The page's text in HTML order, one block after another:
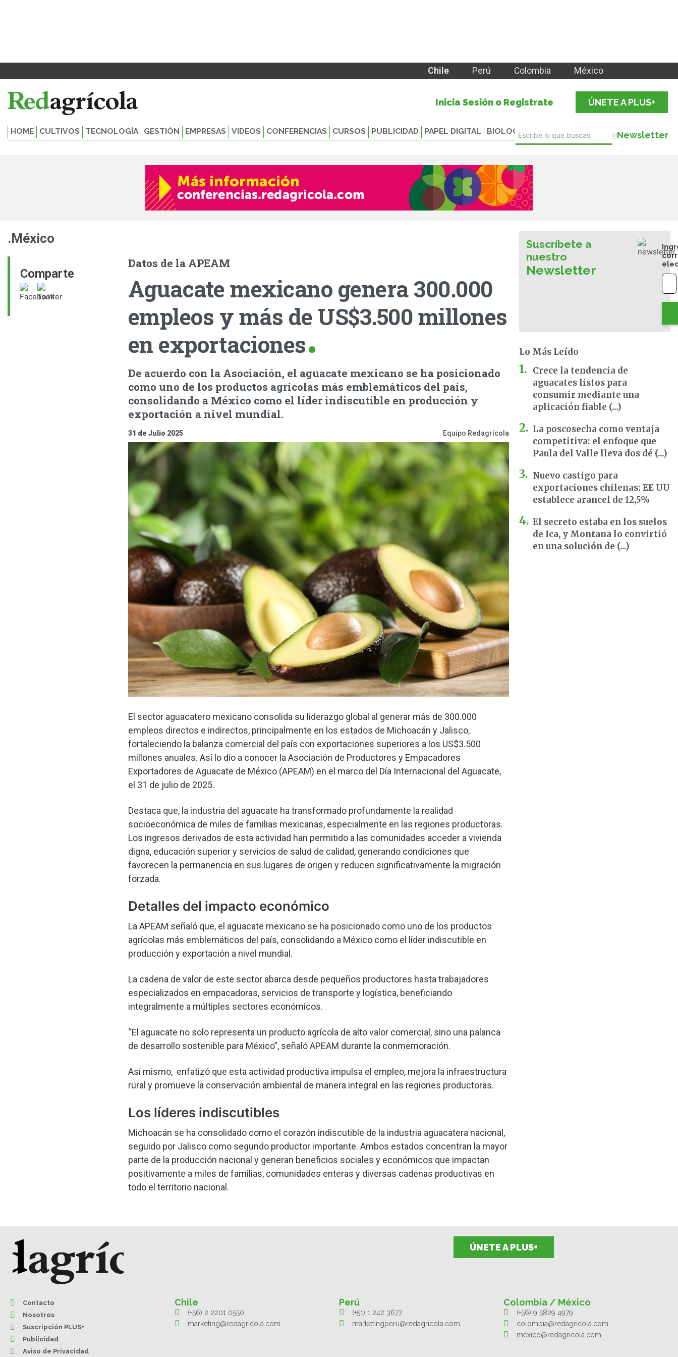
Chile Perú Colombia México
Inicia Sesión o Registrate ÚNETE A PLUS+
HOME CULTIVOS TECNOLOGÍA GESTIÓN EMPRESAS VIDEOS CONFERENCIAS CURSOS PUBLICIDAD PAPEL DIGITAL BIOLOGICALS Newsletter
.México
Comparte
Datos de la APEAM
Aguacate mexicano genera 300.000
empleos y más de US$3.500 millones
en exportaciones
De acuerdo con la Asociación, el aguacate mexicano se ha posicionado
como uno de los productos agrícolas más emblemáticos del país,
consolidando a México como el líder indiscutible en producción y
exportación a nivel mundial.
31 de Julio 2025 Equipo Redagrícola
El sector aguacatero mexicano consolida su liderazgo global al generar más de 300.000
empleos directos e indirectos, principalmente en los estados de Michoacán y Jalisco,
fortaleciendo la balanza comercial del país con exportaciones superiores a los US$3.500
millones anuales. Así lo dio a conocer la Asociación de Productores y Empacadores
Exportadores de Aguacate de México (APEAM) en el marco del Día Internacional del Aguacate,
el 31 de julio de 2025.
Destaca que, la industria del aguacate ha transformado profundamente la realidad
socioeconómica de miles de familias mexicanas, especialmente en las regiones productoras.
Los ingresos derivados de esta actividad han permitido a las comunidades acceder a vivienda
digna, educación superior y servicios de salud de calidad, generando condiciones que
favorecen la permanencia en sus lugares de origen y reducen significativamente la migración
forzada.
Detalles del impacto económico
La APEAM señaló que, el aguacate mexicano se ha posicionado como uno de los productos
agrícolas más emblemáticos del país, consolidando a México como el líder indiscutible en
producción y exportación a nivel mundial.
La cadena de valor de este sector abarca desde pequeños productores hasta trabajadores
especializados en empacadoras, servicios de transporte y logística, beneficiando
integralmente a múltiples sectores económicos.
“El aguacate no solo representa un producto agrícola de alto valor comercial, sino una palanca
de desarrollo sostenible para México”, señaló APEAM durante la conmemoración.
Así mismo, enfatizó que esta actividad productiva impulsa el empleo, mejora la infraestructura
rural y promueve la conservación ambiental de manera integral en las regiones productoras.
Los líderes indiscutibles
Michoacán se ha consolidado como el corazón indiscutible de la industria aguacatera nacional,
seguido por Jalisco como segundo productor importante. Ambos estados concentran la mayor
parte de la producción nacional y generan beneficios sociales y económicos que impactan
positivamente a miles de familias, comunidades enteras y diversas cadenas productivas en
todo el territorio nacional.
Suscríbete a
nuestro
Newsletter
Lo Más Leído
Crece la tendencia de
aguacates listos para
consumir mediante una
aplicación fiable (...)
La poscosecha como ventaja
competitiva: el enfoque que
Paula del Valle lleva dos dé (...)
Nuevo castigo para
exportaciones chilenas: EE UU
establece arancel de 12,5%
El secreto estaba en los suelos
de Ica, y Montana lo convirtió
en una solución de (...)
ÚNETE A PLUS+
Contacto
Nosotros
Suscripción PLUS+
Publicidad
Aviso de Privacidad
Chile
(+56) 2 2201 0550
marketing@redagricola.com
Perú
(+51) 1 242 3677
marketingperu@redagricola.com
Colombia / México
(+56) 9 5829 4979
colombia@redagricola.com
mexico@redagricola.com